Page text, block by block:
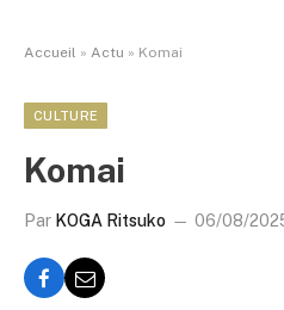
Accueil » Actu » Komai
CULTURE
Komai
Par KOGA Ritsuko 06/08/